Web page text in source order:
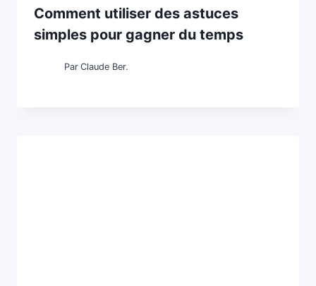
Comment utiliser des astuces
simples pour gagner du temps
Par Claude Ber.